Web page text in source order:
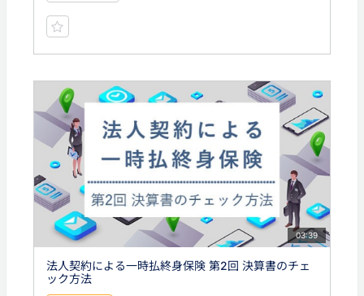
03:39
法人契約による一時払終身保険 第2回 決算書のチェ
ック方法